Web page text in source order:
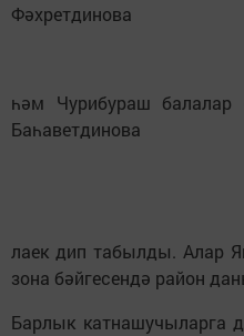
Фәхретдинова
һәм Чурибураш балалар
Баһаветдинова
лаек дип табылды. Алар
зона бәйгесендә район
Барлык катнашучыларга